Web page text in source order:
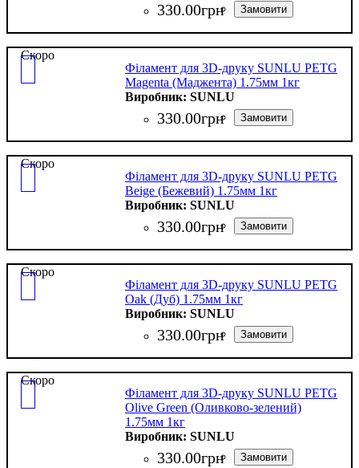
330.00грн
Скоро
Філамент для 3D-друку SUNLU PETG
Magenta (Маджента) 1.75мм 1кг
SUNLU
330.00грн
Скоро
Філамент для 3D-друку SUNLU PETG
Beige (Бежевий) 1.75мм 1кг
SUNLU
330.00грн
Скоро
Філамент для 3D-друку SUNLU PETG
Oak (Дуб) 1.75мм 1кг
SUNLU
330.00грн
Скоро
Філамент для 3D-друку SUNLU PETG
Olive Green (Оливково-зелений)
1.75мм 1кг
SUNLU
330.00грн